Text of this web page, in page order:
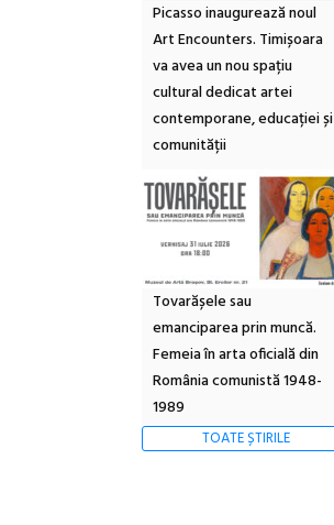
Picasso inaugurează noul
Art Encounters. Timișoara
va avea un nou spațiu
cultural dedicat artei
contemporane, educației și
comunității
Tovarășele sau
emanciparea prin muncă.
Femeia în arta oficială din
România comunistă 1948-
1989
TOATE ȘTIRILE